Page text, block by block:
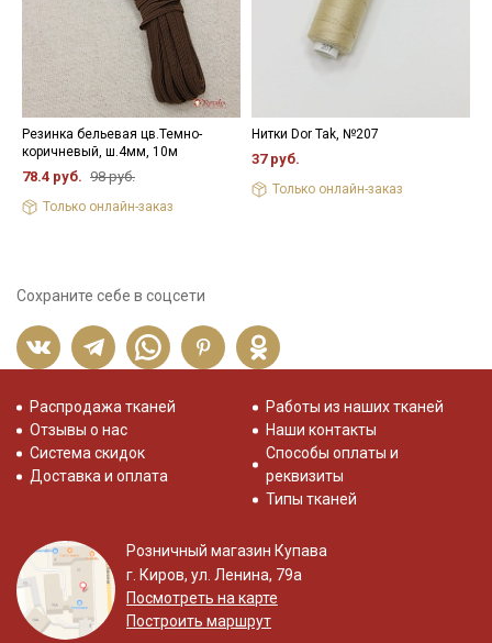
Резинка бельевая цв.Темно-
коричневый, ш.4мм, 10м
78.4 руб. 98 руб.
Только онлайн-заказ
Нитки Dor Tak, №207
37 руб.
Только онлайн-заказ
Сохраните себе в соцсети
Распродажа тканей
Отзывы о нас
Система скидок
Доставка и оплата
Работы из наших тканей
Наши контакты
Способы оплаты и
реквизиты
Типы тканей
Розничный магазин Купава
г. Киров, ул. Ленина, 79а
Посмотреть на карте
Построить маршрут